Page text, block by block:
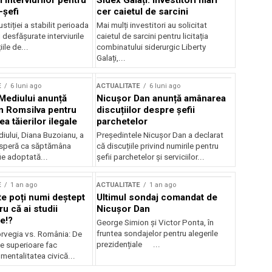
a stabilit perioada
desfășurate interviurile
de...
cer caietul de sarcini
Mai mulți investitori au solicitat
caietul de sarcini pentru licitația
combinatului siderurgic Liberty
Galați,...
6 luni ago
anunță
Romsilva pentru
tăierilor ilegale
Diana Buzoianu, a
ca săptămâna
adoptată...
ACTUALITATE 6 luni ago
Nicușor Dan anunță amânarea
discuțiilor despre șefii
parchetelor
Președintele Nicușor Dan a declarat
că discuțiile privind numirile pentru
șefii parchetelor și serviciilor...
1 an ago
poți numi deștept
că ai studii
vs. România: De
superioare fac
civică...
ACTUALITATE 1 an ago
Ultimul sondaj comandat de
Nicușor Dan
George Simion și Victor Ponta, în
fruntea sondajelor pentru alegerile
prezidențiale ...